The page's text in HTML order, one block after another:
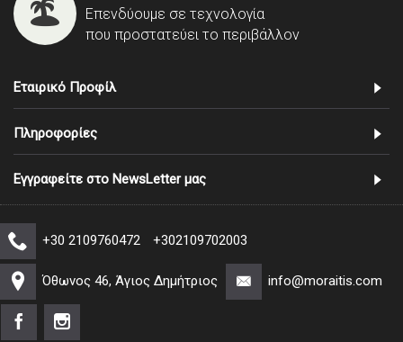
Επενδύουμε σε τεχνολογία
που προστατεύει το περιβάλλον
Εταιρικό Προφίλ
Πληροφορίες
Εγγραφείτε στο NewsLetter μας
+30 2109760472 +302109702003
Όθωνος 46, Άγιος Δημήτριος info@moraitis.com